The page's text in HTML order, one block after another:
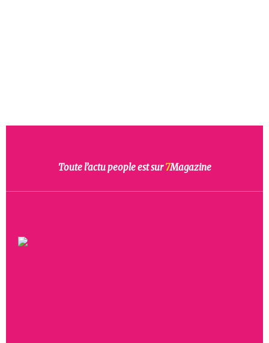
Toute l’actu people est sur7Magazine